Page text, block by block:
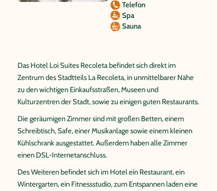
Telefon
Spa
Sauna
Das Hotel Loi Suites Recoleta befindet sich direkt im
Zentrum des Stadtteils La Recoleta, in unmittelbarer Nähe
zu den wichtigen Einkaufsstraßen, Museen und
Kulturzentren der Stadt, sowie zu einigen guten Restaurants.
Die geräumigen Zimmer sind mit großen Betten, einem
Schreibtisch, Safe, einer Musikanlage sowie einem kleinen
Kühlschrank ausgestattet. Außerdem haben alle Zimmer
einen DSL-Internetanschluss.
Des Weiteren befindet sich im Hotel ein Restaurant, ein
Wintergarten, ein Fitnessstudio, zum Entspannen laden eine